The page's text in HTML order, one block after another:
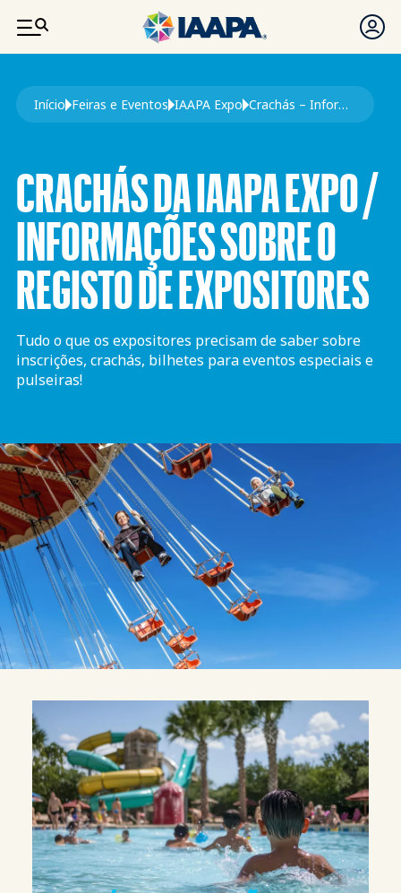
PASSAR PARA O CONTEÚDO PRINCIPAL
Navegação estrutural
Início Feiras e Eventos IAAPA Expo Crachás – Informações Sobre o Registo de Expositores Na IAAPA Expo
CRACHÁS DA IAAPA EXPO /
INFORMAÇÕES SOBRE O
REGISTO DE EXPOSITORES
Tudo o que os expositores precisam de saber sobre
inscrições, crachás, bilhetes para eventos especiais e
pulseiras!
Visão da Missão